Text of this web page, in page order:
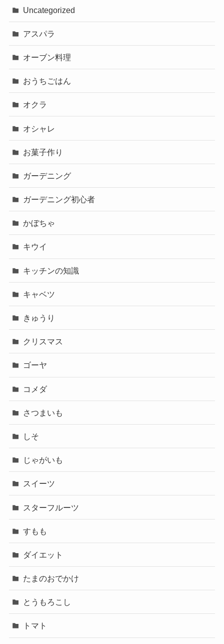
Uncategorized
アスパラ
オーブン料理
おうちごはん
オクラ
オシャレ
お菓子作り
ガーデニング
ガーデニング初心者
かぼちゃ
キウイ
キッチンの知識
キャベツ
きゅうり
クリスマス
ゴーヤ
コメダ
さつまいも
しそ
じゃがいも
スイーツ
スターフルーツ
すもも
ダイエット
たまのおでかけ
とうもろこし
トマト